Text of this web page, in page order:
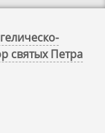
святых Петра